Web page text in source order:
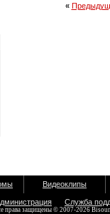
«
Видеоклипы
Служба
права защищены © 2007-2026